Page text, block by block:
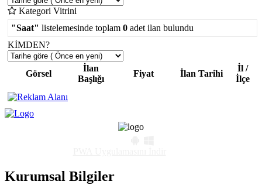
Kategori Vitrini
"Saat" listelemesinde toplam 0 adet ilan bulundu
KİMDEN?
Görsel
İlan
Başlığı
Fiyat İlan Tarihi
İl /
İlçe
Kurumsal Bilgiler